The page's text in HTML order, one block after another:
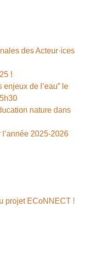
des Acteur·ices
!
de l’eau” le
nature dans
2025-2026
projet ECoNNECT !